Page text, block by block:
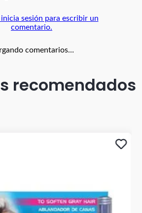
sesión para escribir un
comentario.
comentarios…
recomendados